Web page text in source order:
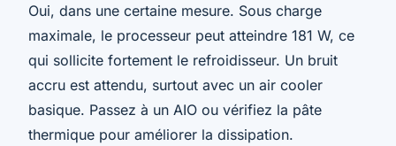
Oui, dans une certaine mesure. Sous charge
maximale, le processeur peut atteindre 181 W, ce
qui sollicite fortement le refroidisseur. Un bruit
accru est attendu, surtout avec un air cooler
basique. Passez à un AIO ou vérifiez la pâte
thermique pour améliorer la dissipation.